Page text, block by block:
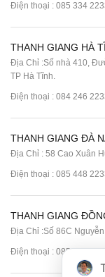
Điện thoại : 085 334
THANH GIANG HÀ
Địa Chỉ :Số nhà 410,
TP Hà Tĩnh.
Điện thoại : 084 246
THANH GIANG ĐÀ
Địa Chỉ : 58 Cao Xuân
Điện thoại : 085 448
THANH GIANG
Địa Chỉ :Số 86C
Điện thoại : 085 224